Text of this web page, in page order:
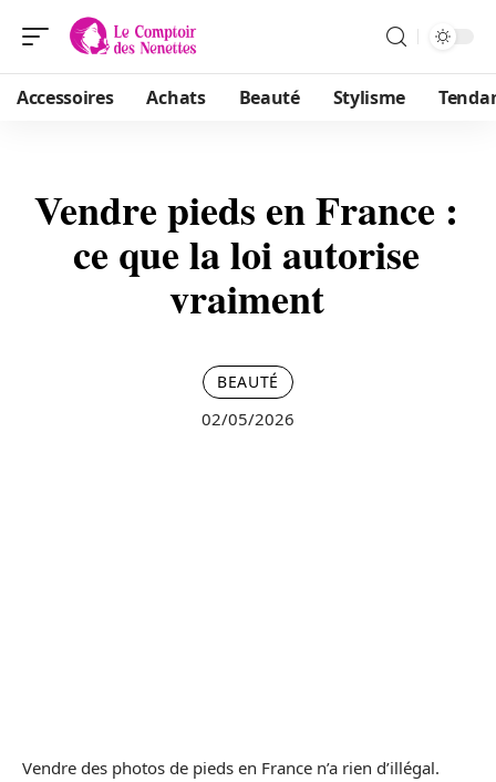
Accessoires Achats Beauté Stylisme
Vendre pieds en France :
ce que la loi autorise
vraiment
BEAUTÉ
02/05/2026
Vendre des photos de pieds en France n’a rien d’illégal.